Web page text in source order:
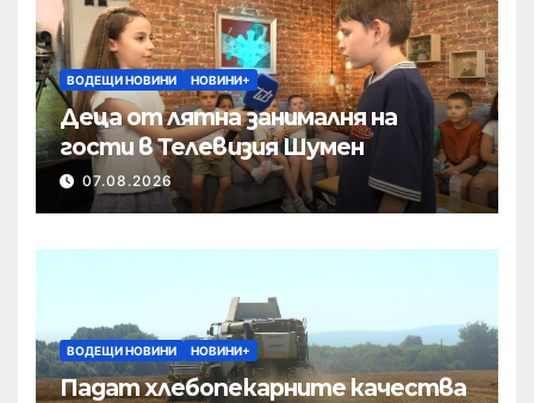
ВОДЕЩИ НОВИНИ НОВИНИ+
Деца от лятна занималня на
гости в Телевизия Шумен
07.08.2026
ВОДЕЩИ НОВИНИ НОВИНИ+
Падат хлебопекарните качества